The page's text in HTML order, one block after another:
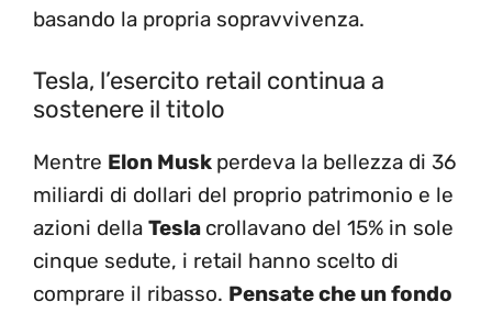
basando la propria sopravvivenza.
Tesla, l’esercito retail continua a
sostenere il titolo
Mentre Elon Musk perdeva la bellezza di 36
miliardi di dollari del proprio patrimonio e le
azioni della Tesla crollavano del 15% in sole
cinque sedute, i retail hanno scelto di
comprare il ribasso. Pensate che un fondo